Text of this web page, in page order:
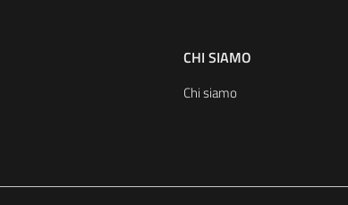
CHI SIAMO
Chi siamo